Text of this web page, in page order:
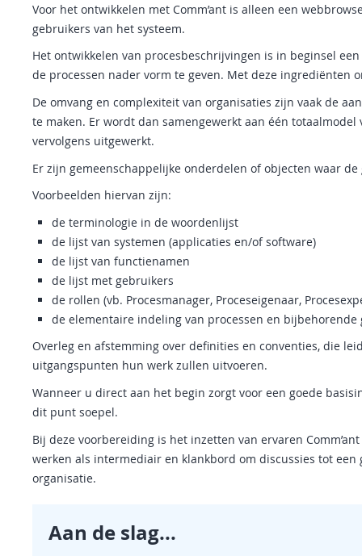
Voor het ontwikkelen met Comm’ant is alleen een
gebruikers van het systeem.
Het ontwikkelen van procesbeschrijvingen is in beginsel
de processen nader vorm te geven. Met deze ingrediënten
De omvang en complexiteit van organisaties zijn vaak de
te maken. Er wordt dan samengewerkt aan één
vervolgens uitgewerkt.
Er zijn gemeenschappelijke onderdelen of objecten waar
Voorbeelden hiervan zijn:
de terminologie in de woordenlijst
de lijst van systemen (applicaties en/of software)
de lijst van functienamen
de lijst met gebruikers
de rollen (vb. Procesmanager, Proceseigenaar,
de elementaire indeling van processen en
Overleg en afstemming over definities en conventies, die
uitgangspunten hun werk zullen uitvoeren.
Wanneer u direct aan het begin zorgt voor een goede
dit punt soepel.
Bij deze voorbereiding is het inzetten van ervaren
werken als intermediair en klankbord om discussies tot
organisatie.
Aan de slag...